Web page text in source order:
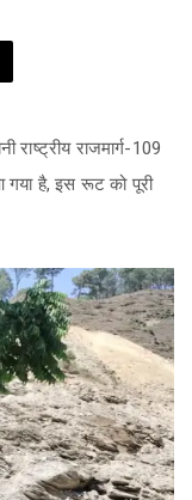
राष्ट्रीय राजमार्ग-109
गया है, इस रूट को पूरी